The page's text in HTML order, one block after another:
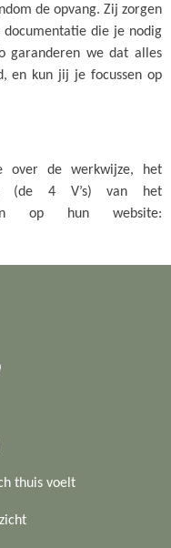
de opvang. Zij zorgen
die je nodig
garanderen we dat alles
en kun jij je focussen op
over de werkwijze, het
(de 4 V’s) van het
op hun website:
thuis voelt